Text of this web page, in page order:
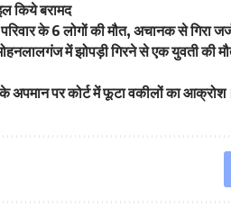
किये बरामद
के 6 लोगों की मौत, अचानक से गिरा
में झोपड़ी गिरने से एक युवती की
अपमान पर कोर्ट में फूटा वकीलों का